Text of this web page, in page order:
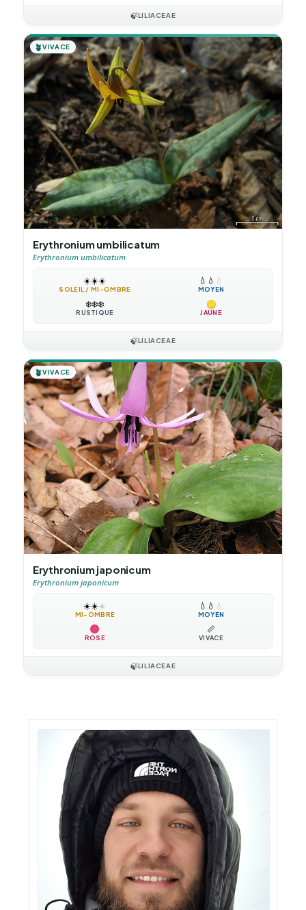
🍃LILIACEAE
🪴VIVACE
Erythronium umbilicatum
Erythronium umbilicatum
☀️☀️☀️
SOLEIL / MI-OMBRE
💧 💧 💧
MOYEN
❄️❄️❄️
RUSTIQUE JAUNE
🍃LILIACEAE
🪴VIVACE
Erythronium japonicum
Erythronium japonicum
☀️☀️☀️
MI-OMBRE
💧 💧 💧
MOYEN
ROSE
📏
VIVACE
🍃LILIACEAE